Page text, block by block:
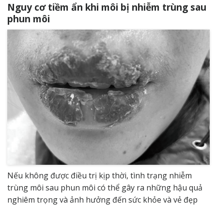
Nguy cơ tiềm ẩn khi môi bị nhiễm trùng sau
phun môi
Nếu không được điều trị kịp thời, tình trạng nhiễm
trùng môi sau phun môi có thể gây ra những hậu quả
nghiêm trọng và ảnh hưởng đến sức khỏe và vẻ đẹp